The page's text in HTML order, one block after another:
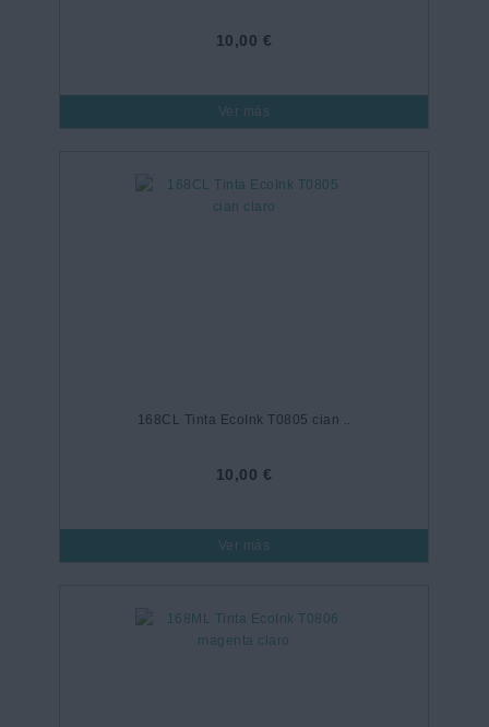
10,00 €
Ver más
168CL Tinta EcoInk T0805 cian ..
10,00 €
Ver más